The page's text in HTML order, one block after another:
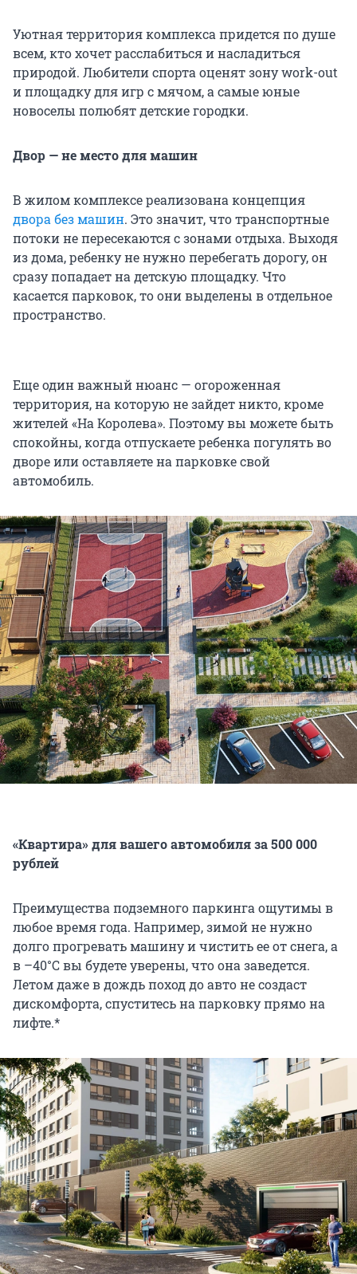
Уютная территория комплекса придется по душе
всем, кто хочет расслабиться и насладиться
природой. Любители спорта оценят зону work-out
и площадку для игр с мячом, а самые юные
новоселы полюбят детские городки.
Двор — не место для машин
В жилом комплексе реализована концепция
двора без машин. Это значит, что транспортные
потоки не пересекаются с зонами отдыха. Выходя
из дома, ребенку не нужно перебегать дорогу, он
сразу попадает на детскую площадку. Что
касается парковок, то они выделены в отдельное
пространство.
Еще один важный нюанс — огороженная
территория, на которую не зайдет никто, кроме
жителей «На Королева». Поэтому вы можете быть
спокойны, когда отпускаете ребенка погулять во
дворе или оставляете на парковке свой
автомобиль.
«Квартира» для вашего автомобиля за 500 000
рублей
Преимущества подземного паркинга ощутимы в
любое время года. Например, зимой не нужно
долго прогревать машину и чистить ее от снега, а
в –40°С вы будете уверены, что она заведется.
Летом даже в дождь поход до авто не создаст
дискомфорта, спуститесь на парковку прямо на
лифте.*